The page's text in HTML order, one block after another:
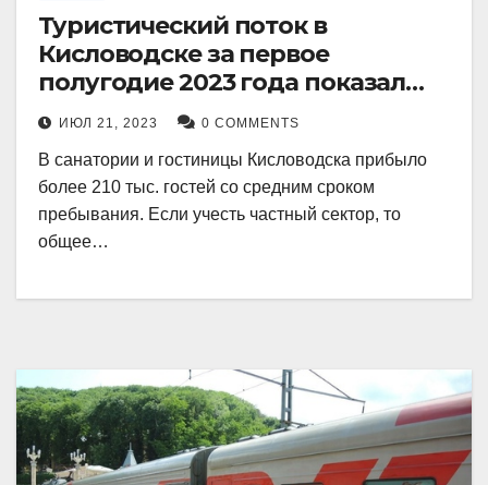
Туристический поток в
Кисловодске за первое
полугодие 2023 года показал
рекордный рост в 21 процент.
ИЮЛ 21, 2023 0 COMMENTS
В санатории и гостиницы Кисловодска прибыло
более 210 тыс. гостей со средним сроком
пребывания. Если учесть частный сектор, то
общее…